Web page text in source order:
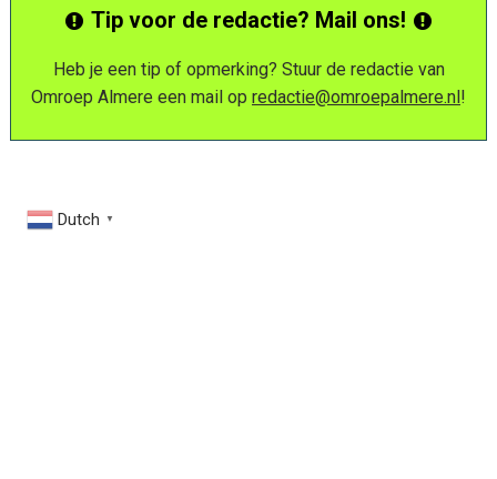
Tip voor de redactie? Mail ons!
Heb je een tip of opmerking? Stuur de redactie van
Omroep Almere een mail op redactie@omroepalmere.nl!
Dutch ▼